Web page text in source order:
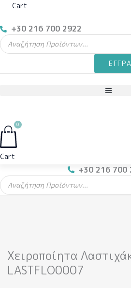
Cart
+30 216 700 2922
Products
search
0
Cart
+30 216 700
Products
search
Χειροποίητα
LASTFLO0007